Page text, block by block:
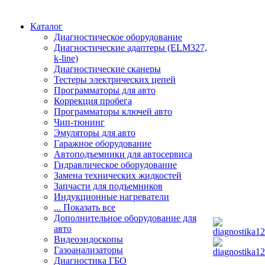
Каталог
Диагностическое оборудование
Диагностические адаптеры (ELM327,
k-line)
Диагностические сканеры
Тестеры электрических цепей
Программаторы для авто
Коррекция пробега
Программаторы ключей авто
Чип-тюнинг
Эмуляторы для авто
Гаражное оборудование
Автоподъемники для автосервиса
Гидравлическое оборудование
Замена технических жидкостей
Запчасти для подъемников
Индукционные нагреватели
... Показать все
Дополнительное оборудование для
авто
Видеоэндоскопы
Газоанализаторы
Диагностика ГБО